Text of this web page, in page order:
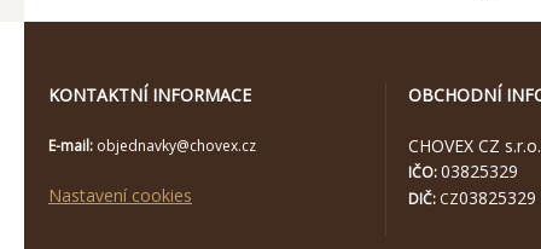
KONTAKTNÍ INFORMACE
E-mail: objednavky@chovex.cz
Nastavení cookies
OBCHODNÍ
CHOVEX CZ s.r.o.
IČO:03825329
DIČ: CZ03825329